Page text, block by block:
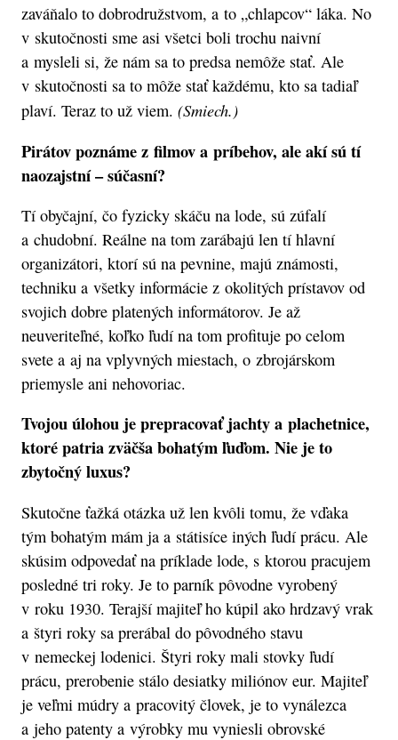
zaváňalo to dobrodružstvom, a to „chlapcov“ láka. No
v skutočnosti sme asi všetci boli trochu naivní
a mysleli si, že nám sa to predsa nemôže stať. Ale
v skutočnosti sa to môže stať každému, kto sa tadiaľ
plaví. Teraz to už viem.(Smiech.)
Pirátov poznáme z filmov a príbehov, ale akí sú tí
naozajstní – súčasní?
Tí obyčajní, čo fyzicky skáču na lode, sú zúfalí
a chudobní. Reálne na tom zarábajú len tí hlavní
organizátori, ktorí sú na pevnine, majú známosti,
techniku a všetky informácie z okolitých prístavov od
svojich dobre platených informátorov. Je až
neuveriteľné, koľko ľudí na tom profituje po celom
svete a aj na vplyvných miestach, o zbrojárskom
priemysle ani nehovoriac.
Tvojou úlohou je prepracovať jachty a plachetnice,
ktoré patria zväčša bohatým ľuďom. Nie je to
zbytočný luxus?
Skutočne ťažká otázka už len kvôli tomu, že vďaka
tým bohatým mám ja a státisíce iných ľudí prácu. Ale
skúsim odpovedať na príklade lode, s ktorou pracujem
posledné tri roky. Je to parník pôvodne vyrobený
v roku 1930. Terajší majiteľ ho kúpil ako hrdzavý vrak
a štyri roky sa prerábal do pôvodného stavu
v nemeckej lodenici. Štyri roky mali stovky ľudí
prácu, prerobenie stálo desiatky miliónov eur. Majiteľ
je veľmi múdry a pracovitý človek, je to vynálezca
a jeho patenty a výrobky mu vyniesli obrovské